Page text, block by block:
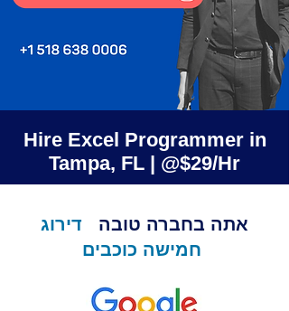
Hire Excel Programmer in
Tampa, FL | @$29/Hr
אתה בחברה טובה
דירוג
חמישה כוכבים